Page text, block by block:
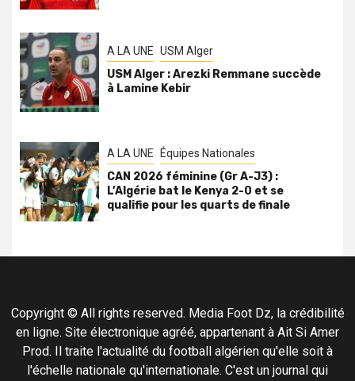
A LA UNE USM Alger
USM Alger : Arezki Remmane succède
à Lamine Kebir
A LA UNE Équipes Nationales
CAN 2026 féminine (Gr A-J3) :
L’Algérie bat le Kenya 2-0 et se
qualifie pour les quarts de finale
Copyright © All rights reserved. Media Foot Dz, la crédibilité
en ligne. Site électronique agréé, appartenant à Ait Si Amer
Prod. Il traite l'actualité du football algérien qu'elle soit à
l'échelle nationale qu'internationale. C'est un journal qui